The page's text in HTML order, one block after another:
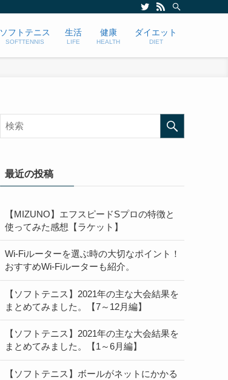
ソフトテニス
SOFTTENNIS
生活
LIFE
健康
HEALTH
ダイエット
DIET
最近の投稿
【MIZUNO】エフスピードSプロの特徴と
使ってみた感想【ラケット】
Wi-Fiルーターを選ぶ時の大切なポイント！
おすすめWi-Fiルーターも紹介。
【ソフトテニス】2021年の主な大会結果を
まとめてみました。【7～12月編】
【ソフトテニス】2021年の主な大会結果を
まとめてみました。【1～6月編】
【ソフトテニス】ボールがネットにかかる